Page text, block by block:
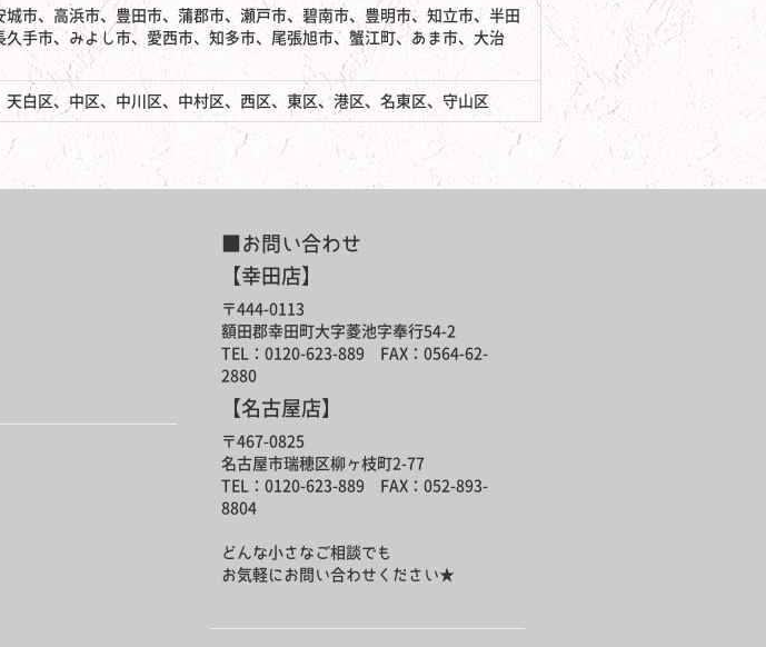
市、高浜市、豊田市、蒲郡市、瀬戸市、碧南市、豊明市、知立市、半田
手市、みよし市、愛西市、知多市、尾張旭市、蟹江町、あま市、大治
白区、中区、中川区、中村区、西区、東区、港区、名東区、守山区
■お問い合わせ
【幸田店】
〒444-0113
額田郡幸田町大字菱池字奉行54-2
TEL：0120-623-889 FAX：0564-62-
2880
【名古屋店】
〒467-0825
名古屋市瑞穂区柳ヶ枝町2-77
TEL：0120-623-889 FAX：052-893-
8804
どんな小さなご相談でも
お気軽にお問い合わせください★